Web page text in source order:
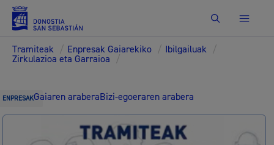
Bilatu
Tramiteak / Enpresak Gaiarekiko / Ibilgailuak /
Zirkulazioa eta Garraioa /
ENPRESAKGaiaren araberaBizi-egoeraren arabera